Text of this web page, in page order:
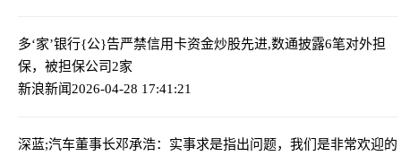
多‘家’银行{公}告严禁信用卡资金炒股先进,数通披露6笔对外担
保，被担保公司2家
新浪新闻2026-04-28 17:41:21
深蓝;汽车董事长邓承浩：实事求是指出问题，我们是非常欢迎的